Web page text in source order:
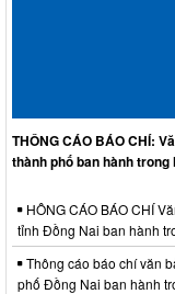
THÔNG CÁO BÁO CHÍ:
thành phố ban hành
HÔNG CÁO BÁO CHÍ
tỉnh Đồng Nai ban hành
Thông cáo báo chí văn
phố Đồng Nai ban hành